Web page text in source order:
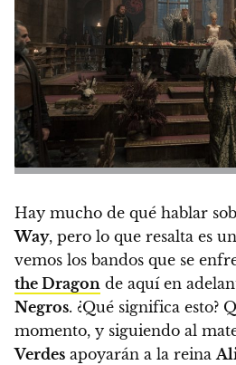
Hay mucho de qué hablar
Way, pero lo que resalta es
vemos los bandos que se
the Dragon de aquí en
Negros. ¿Qué significa esto?
momento, y siguiendo al
Verdes apoyarán a la reina